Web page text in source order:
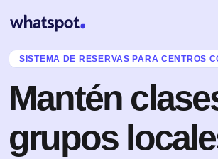
SISTEMA DE RESERVAS PARA CENTROS
Mantén
grupos